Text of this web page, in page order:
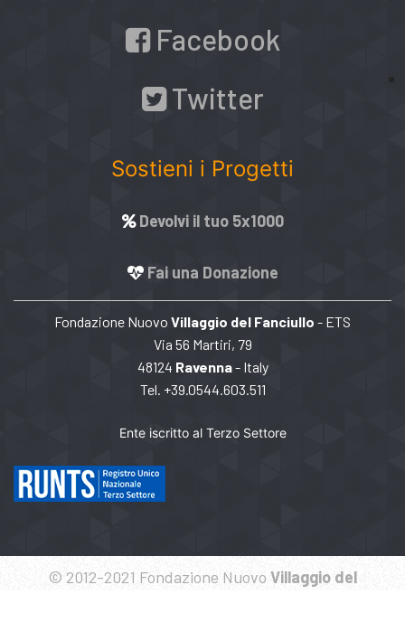
Facebook
Twitter
Sostieni i Progetti
Devolvi il tuo 5x1000
Fai una Donazione
Fondazione Nuovo Villaggio del Fanciullo - ETS
Via 56 Martiri, 79
48124 Ravenna- Italy
Tel. +39.0544.603.511
Ente iscritto al Terzo Settore
© 2012-2021 Fondazione Nuovo Villaggio del